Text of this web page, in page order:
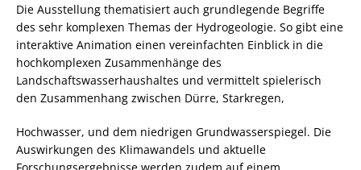
Die Ausstellung thematisiert auch grundlegende Begriffe
des sehr komplexen Themas der Hydrogeologie. So gibt eine
interaktive Animation einen vereinfachten Einblick in die
hochkomplexen Zusammenhänge des
Landschaftswasserhaushaltes und vermittelt spielerisch
den Zusammenhang zwischen Dürre, Starkregen,
Hochwasser, und dem niedrigen Grundwasserspiegel. Die
Auswirkungen des Klimawandels und aktuelle